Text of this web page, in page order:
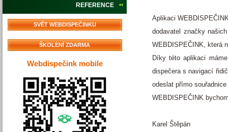
REFERENCE
SVĚT WEBDISPEČINKU
ŠKOLENÍ ZDARMA
Webdispečink mobile
Aplikaci
dodavatel značky
WEBDISPEČINK, která
Díky této aplikaci
dispečera s navigací
odeslat přímo
WEBDISPEČINK
Karel Štěpán